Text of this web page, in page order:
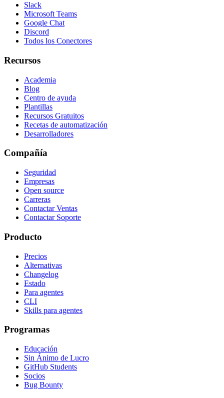
Slack
Microsoft Teams
Google Chat
Discord
Todos los Conectores
Recursos
Academia
Blog
Centro de ayuda
Plantillas
Recursos Gratuitos
Recetas de automatización
Desarrolladores
Compañía
Seguridad
Empresas
Open source
Carreras
Contactar Ventas
Contactar Soporte
Producto
Precios
Alternativas
Changelog
Estado
Para agentes
CLI
Skills para agentes
Programas
Educación
Sin Ánimo de Lucro
GitHub Students
Socios
Bug Bounty